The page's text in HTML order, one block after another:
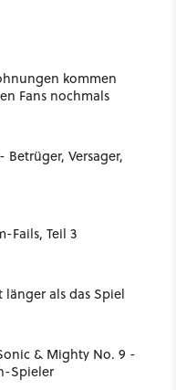
kommen
Fans nochmals
Versager,
Fails, Teil 3
als das Spiel
& Mighty No. 9 -
Spieler